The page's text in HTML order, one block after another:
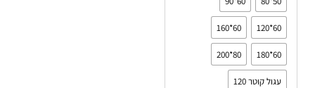
60*120
60*160
60*180
80*200
עגול קוטר 120